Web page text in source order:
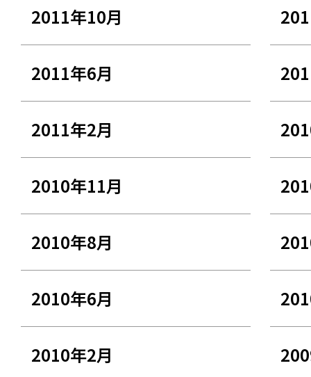
2011年10月
2011年6月
2011年2月
2010年11月
2010年8月
2010年6月
2010年2月